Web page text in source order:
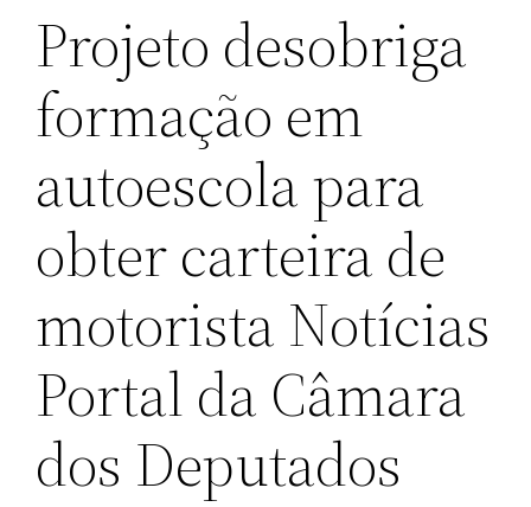
Projeto desobriga
formação em
autoescola para
obter carteira de
motorista Notícias
Portal da Câmara
dos Deputados